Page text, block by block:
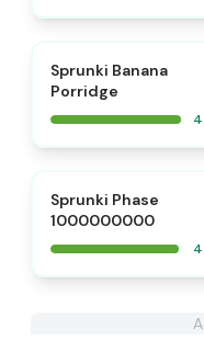
Sprunki Banana
Porridge
Sprunki Phase
1000000000